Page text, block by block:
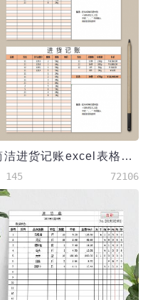
简洁进货记账excel表格模板
145 72106